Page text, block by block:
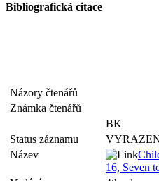
Bibliografická citace
Názory čtenářů
Známka čtenářů
BK
Status záznamu
Název
16, Seven